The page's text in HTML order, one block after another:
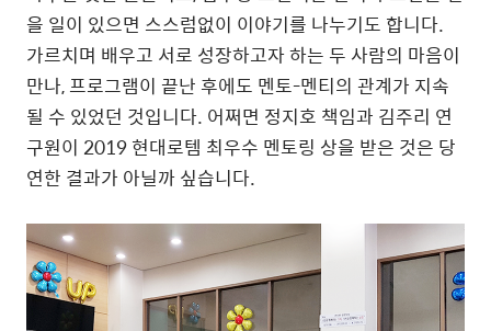
을 일이 있으면 스스럼없이 이야기를 나누기도 합니다.
가르치며 배우고 서로 성장하고자 하는 두 사람의 마음이
만나, 프로그램이 끝난 후에도 멘토-멘티의 관계가 지속
될 수 있었던 것입니다. 어쩌면 정지호 책임과 김주리 연
구원이 2019 현대로템 최우수 멘토링 상을 받은 것은 당
연한 결과가 아닐까 싶습니다.